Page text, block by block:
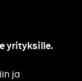
yrityksille.
ja